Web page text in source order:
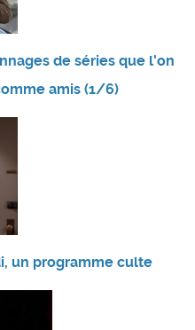
de séries que l'on
amis (1/6)
un programme culte